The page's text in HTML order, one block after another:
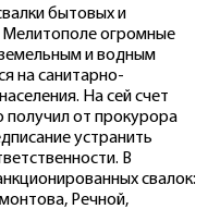
бытовых и
огромные
и водным
на санитарно-
На сей счет
получил от прокурора
устранить
В
свалок:
Речной,